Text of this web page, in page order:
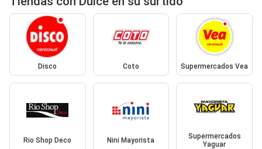
Disco Coto Supermercados Vea
Rio Shop Deco Nini Mayorista
Supermercados
Yaguar